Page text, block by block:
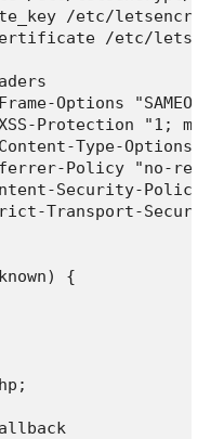
/etc/
/etc/
Options
Protection "1;
Type-Options
Policy "no-
Security-Policy
Transport-
{